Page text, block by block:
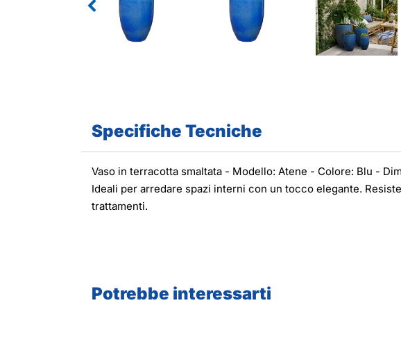
Specifiche Tecniche
Vaso in terracotta smaltata - Modello: Atene - Colore: Blu -
Ideali per arredare spazi interni con un tocco elegante.
trattamenti.
Potrebbe interessarti